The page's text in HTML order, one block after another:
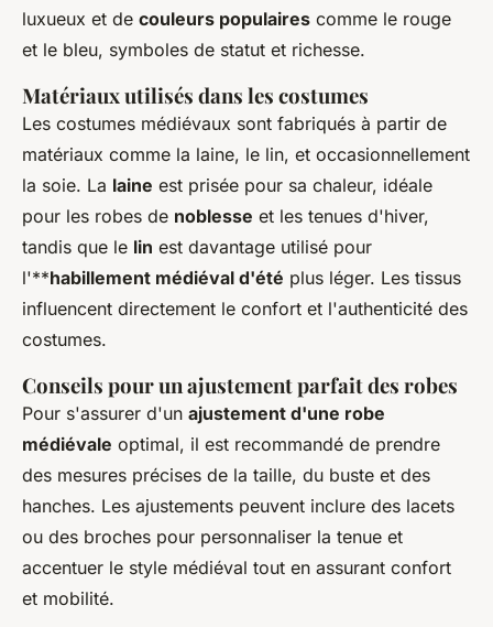
luxueux et de couleurs populaires comme le rouge
et le bleu, symboles de statut et richesse.
Matériaux utilisés dans les costumes
Les costumes médiévaux sont fabriqués à partir de
matériaux comme la laine, le lin, et occasionnellement
la soie. La laine est prisée pour sa chaleur, idéale
pour les robes de noblesse et les tenues d'hiver,
tandis que le lin est davantage utilisé pour
l'**habillement médiéval d'été plus léger. Les tissus
influencent directement le confort et l'authenticité des
costumes.
Conseils pour un ajustement parfait des robes
Pour s'assurer d'un ajustement d'une robe
médiévale optimal, il est recommandé de prendre
des mesures précises de la taille, du buste et des
hanches. Les ajustements peuvent inclure des lacets
ou des broches pour personnaliser la tenue et
accentuer le style médiéval tout en assurant confort
et mobilité.